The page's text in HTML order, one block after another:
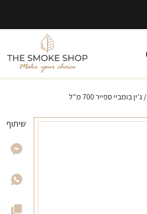
/ ג'ין בומביי ספייר 700 מ"ל
שיתוף